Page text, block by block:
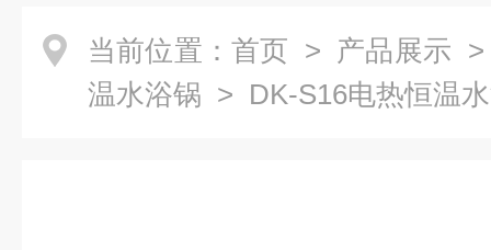
当前位置： 首页 > 产品展示
温水浴锅 > DK-S16电热恒温